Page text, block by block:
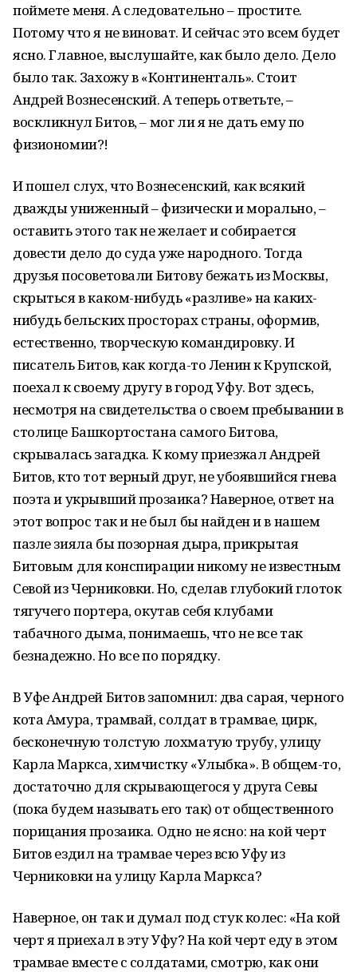
поймете меня. А следовательно – простите.
Потому что я не виноват. И сейчас это всем будет
ясно. Главное, выслушайте, как было дело. Дело
было так. Захожу в «Континенталь». Стоит
Андрей Вознесенский. А теперь ответьте, –
воскликнул Битов, – мог ли я не дать ему по
физиономии?!
И пошел слух, что Вознесенский, как всякий
дважды униженный – физически и морально, –
оставить этого так не желает и собирается
довести дело до суда уже народного. Тогда
друзья посоветовали Битову бежать из Москвы,
скрыться в каком-нибудь «разливе» на каких-
нибудь бельских просторах страны, оформив,
естественно, творческую командировку. И
писатель Битов, как когда-то Ленин к Крупской,
поехал к своему другу в город Уфу. Вот здесь,
несмотря на свидетельства о своем пребывании в
столице Башкортостана самого Битова,
скрывалась загадка. К кому приезжал Андрей
Битов, кто тот верный друг, не убоявшийся гнева
поэта и укрывший прозаика? Наверное, ответ на
этот вопрос так и не был бы найден и в нашем
пазле зияла бы позорная дыра, прикрытая
Битовым для конспирации никому не известным
Севой из Черниковки. Но, сделав глубокий глоток
тягучего портера, окутав себя клубами
табачного дыма, понимаешь, что не все так
безнадежно. Но все по порядку.
В Уфе Андрей Битов запомнил: два сарая, черного
кота Амура, трамвай, солдат в трамвае, цирк,
бесконечную толстую лохматую трубу, улицу
Карла Маркса, химчистку «Улыбка». В общем-то,
достаточно для скрывающегося у друга Севы
(пока будем называть его так) от общественного
порицания прозаика. Одно не ясно: на кой черт
Битов ездил на трамвае через всю Уфу из
Черниковки на улицу Карла Маркса?
Наверное, он так и думал под стук колес: «На кой
черт я приехал в эту Уфу? На кой черт еду в этом
трамвае вместе с солдатами, смотрю, как они